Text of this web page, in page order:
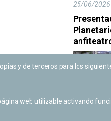
25/06/2026
y de terceros para los
web utilizable activando